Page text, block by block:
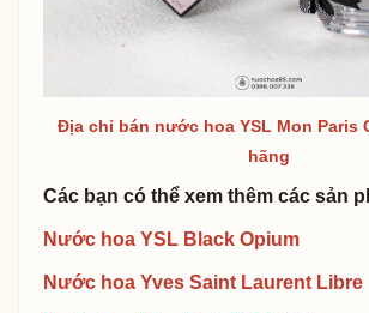
Địa chỉ bán nước hoa YSL Mon Paris
hãng
Các bạn có thể xem thêm các sản
Nước hoa YSL Black Opium
Nước hoa Yves Saint Laurent Libre